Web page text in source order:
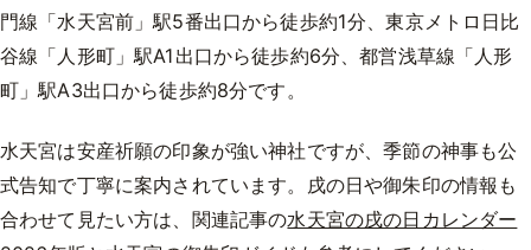
門線「水天宮前」駅5番出口から徒歩約1分、東京メトロ日比
谷線「人形町」駅A1出口から徒歩約6分、都営浅草線「人形
町」駅A3出口から徒歩約8分です。
水天宮は安産祈願の印象が強い神社ですが、季節の神事も公
式告知で丁寧に案内されています。戌の日や御朱印の情報も
合わせて見たい方は、関連記事の水天宮の戌の日カレンダー